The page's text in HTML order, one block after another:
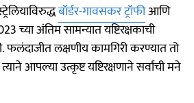
बॉर्डर-गावसकर ट्रॉफीआणि
च्या अंतिम सामन्यात यष्टिरक्षकाची
फलंदाजीत लक्षणीय कामगिरी करण्यात तो
आपल्या उत्कृष्ट यष्टिरक्षणाने सर्वांची मने